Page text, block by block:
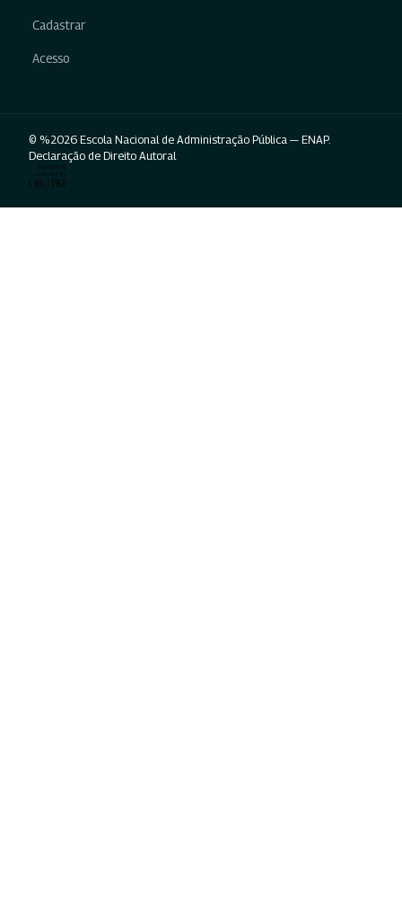
Cadastrar
Acesso
© %2026 Escola Nacional de Administração Pública — ENAP.
Declaração de Direito Autoral